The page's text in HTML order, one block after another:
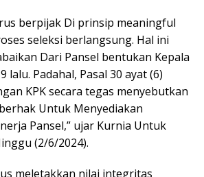
berpijak Di prinsip meaningful
seleksi berlangsung. Hal ini
Dari Pansel bentukan Kepala
lalu. Padahal, Pasal 30 ayat (6)
KPK secara tegas menyebutkan
Untuk Menyediakan
Pansel,” ujar Kurnia Untuk
(2/6/2024).
meletakkan nilai integritas